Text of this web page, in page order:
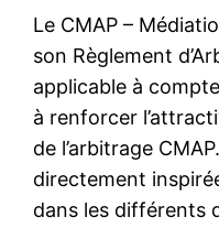
Le CMAP –
son Règlement
applicable à
à renforcer
de l’arbitrage
directement
dans les différents